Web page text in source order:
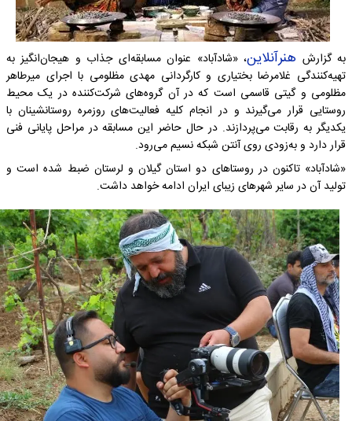
به گزارش هنرآنلاین، «شادآباد» عنوان مسابقه‌ای جذاب و هیجان‌انگیز به
تهیه‌کنندگی غلامرضا بختیاری و کارگردانی مهدی مظلومی با اجرای میرطاهر
مظلومی و گیتی قاسمی است که در آن گروه‌های شرکت‌کننده در یک محیط
روستایی قرار می‌گیرند و در انجام کلیه فعالیت‌های روزمره روستانشینان با
یکدیگر به رقابت می‌پردازند. در حال حاضر این مسابقه در مراحل پایانی فنی
قرار دارد و به‌زودی روی آنتن شبکه نسیم می‌رود.
«شادآباد» تاکنون در روستاهای دو استان گیلان و لرستان ضبط شده است و
تولید آن در سایر شهرهای زیبای ایران ادامه خواهد داشت.